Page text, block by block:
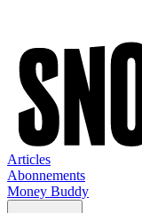
Articles
Abonnements
Money Buddy